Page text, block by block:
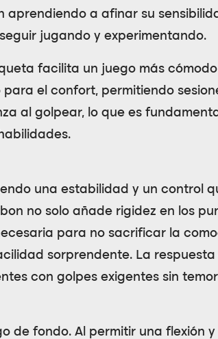
a afinar su
jugando y experimentando.
facilita un juego más
el confort, permitiendo
al golpear, lo que es
una estabilidad y un control
no solo añade rigidez en los
para no sacrificar la
sorprendente. La
con golpes exigentes sin
de fondo. Al permitir una flexión